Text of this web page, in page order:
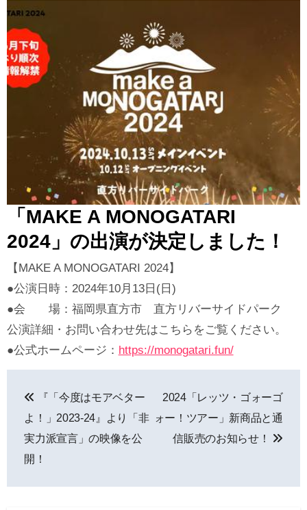
「MAKE A MONOGATARI
2024」の出演が決定しました！
【MAKE A MONOGATARI 2024】
●公演日時：2024年10月13日(日)
●会 場：福岡県直方市 直方リバーサイドパーク
公演詳細・お問い合わせ先はこちらをご覧ください。
●公式ホームページ： https://monogatari.fun/
ナ
ビ
ゲ
『「今度はモアベター
よ！」2023-24』より「非
実力派宣言」の映像を公
開！
2024「レッツ・ゴォーゴ
ォー！ツアー」新商品と通
信販売のお知らせ！